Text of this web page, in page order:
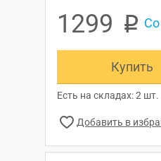
1299 p
Купить
Есть на складах: 2 шт.